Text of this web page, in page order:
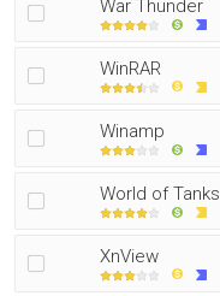
War Thunder
WinRAR
Winamp
World of Tanks
XnView